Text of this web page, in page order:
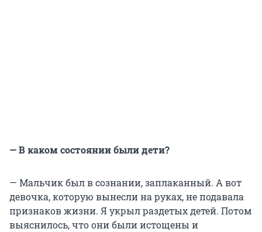
— В каком состоянии были дети?
— Мальчик был в сознании, заплаканный. А вот
девочка, которую вынесли на руках, не подавала
признаков жизни. Я укрыл раздетых детей. Потом
выяснилось, что они были истощены и